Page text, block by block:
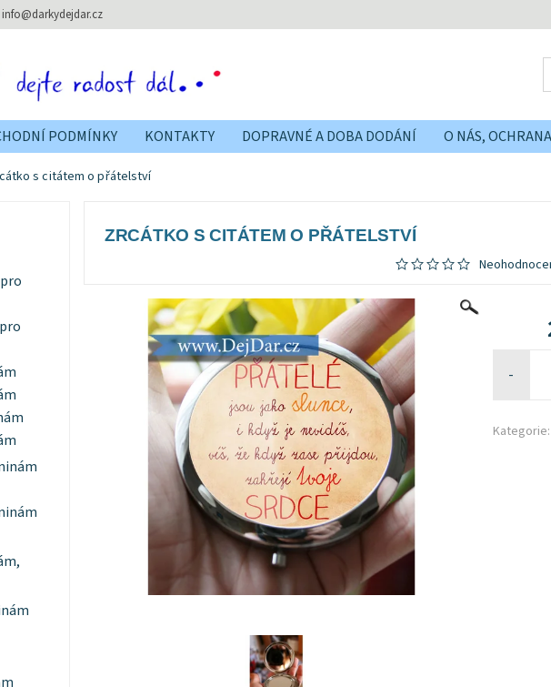
info@darkydejdar.cz
PODMÍNKY KONTAKTY DOPRAVNÉ A DOBA DODÁNÍ O NÁS,
s citátem o přátelství
ZRCÁTKO S CITÁTEM O PŘÁTELSTVÍ
-
Kategorie: